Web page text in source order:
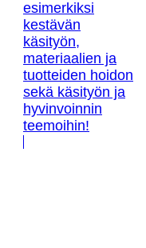
esimerkiksi
kestävän
käsityön,
materiaalien ja
tuotteiden hoidon
sekä käsityön ja
hyvinvoinnin
teemoihin!